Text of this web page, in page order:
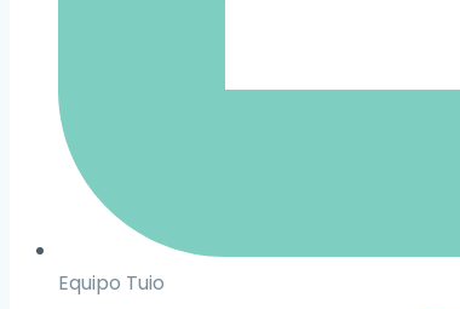
Equipo Tuio